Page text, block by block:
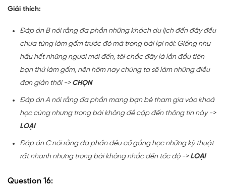
Giải thích:
Đáp án B nói rằng đa phần những khách du lịch đến đây đều
chưa từng làm gốm trước đó mà trong bài lại nói: Giống như
hầu hết những người mới đến, tôi chắc đây là lần đầu tiên
bạn thử làm gốm, nên hôm nay chúng ta sẽ làm những điều
đơn giản thôi -> CHỌN
Đáp án A nói rằng đa phần mang bạn bè tham gia vào khoá
học cùng nhưng trong bài không đề cập đến thông tin này ->
LOẠI
Đáp án C nói rằng đa phần đều cố gắng học những kỹ thuật
rất nhanh nhưng trong bài không nhắc đến tốc độ -> LOẠI
Question 16: